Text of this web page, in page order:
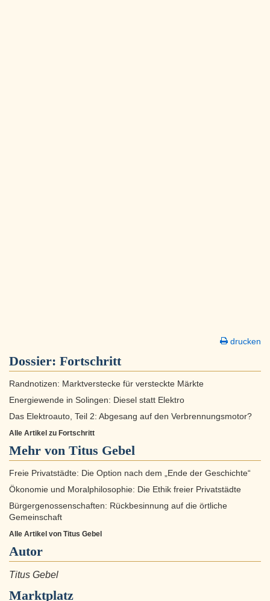
drucken
Dossier: Fortschritt
Randnotizen: Marktverstecke für versteckte Märkte
Energiewende in Solingen: Diesel statt Elektro
Das Elektroauto, Teil 2: Abgesang auf den Verbrennungsmotor?
Alle Artikel zu Fortschritt
Mehr von Titus Gebel
Freie Privatstädte: Die Option nach dem „Ende der Geschichte“
Ökonomie und Moralphilosophie: Die Ethik freier Privatstädte
Bürgergenossenschaften: Rückbesinnung auf die örtliche
Gemeinschaft
Alle Artikel von Titus Gebel
Autor
Titus Gebel
Marktplatz